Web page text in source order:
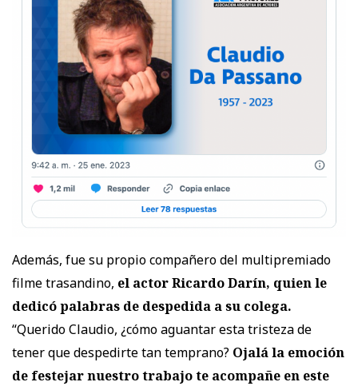
Además, fue su propio compañero del multipremiado
filme trasandino, el actor Ricardo Darín, quien le
dedicó palabras de despedida a su colega.
“Querido Claudio, ¿cómo aguantar esta tristeza de
tener que despedirte tan temprano? Ojalá la emoción
de festejar nuestro trabajo te acompañe en este